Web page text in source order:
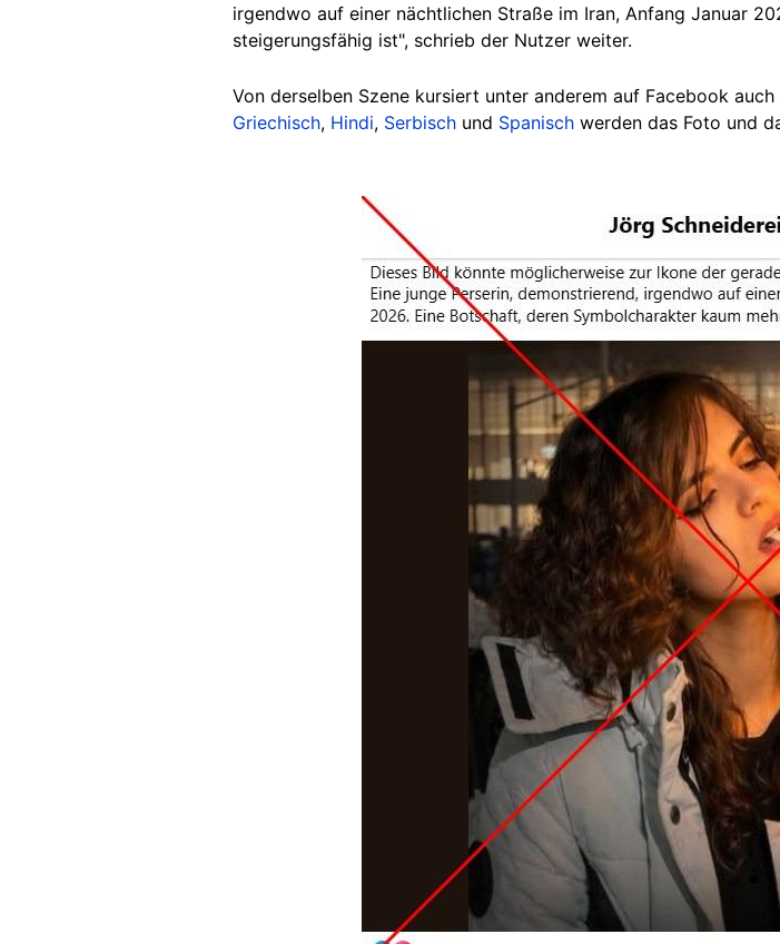
irgendwo auf einer nächtlichen Straße im Iran, Anfang Januar
steigerungsfähig ist", schrieb der Nutzer weiter.
Von derselben Szene kursiert unter anderem auf Facebook auch
Griechisch, Hindi, Serbisch und Spanisch werden das Foto und